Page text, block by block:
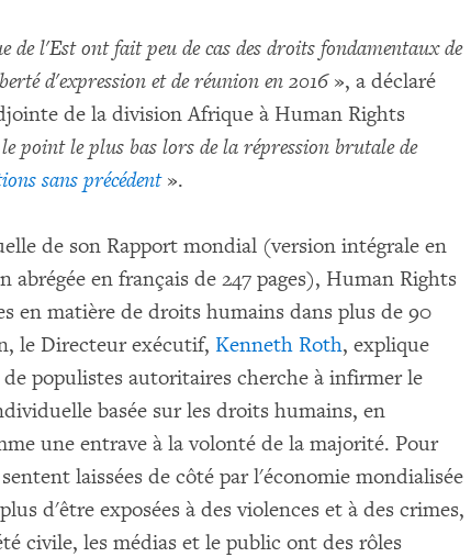
de l'Est ont fait peu de cas des droits fondamentaux de
d'expression et de réunion en 2016», a déclaré
de la division Afrique à Human Rights
point le plus bas lors de la répression brutale de
sans précédent».
de son Rapport mondial (version intégrale en
abrégée en français de 247 pages), Human Rights
en matière de droits humains dans plus de 90
le Directeur exécutif, Kenneth Roth, explique
populistes autoritaires cherche à infirmer le
basée sur les droits humains, en
une entrave à la volonté de la majorité. Pour
laissées de côté par l'économie mondialisée
d'être exposées à des violences et à des crimes,
civile, les médias et le public ont des rôles